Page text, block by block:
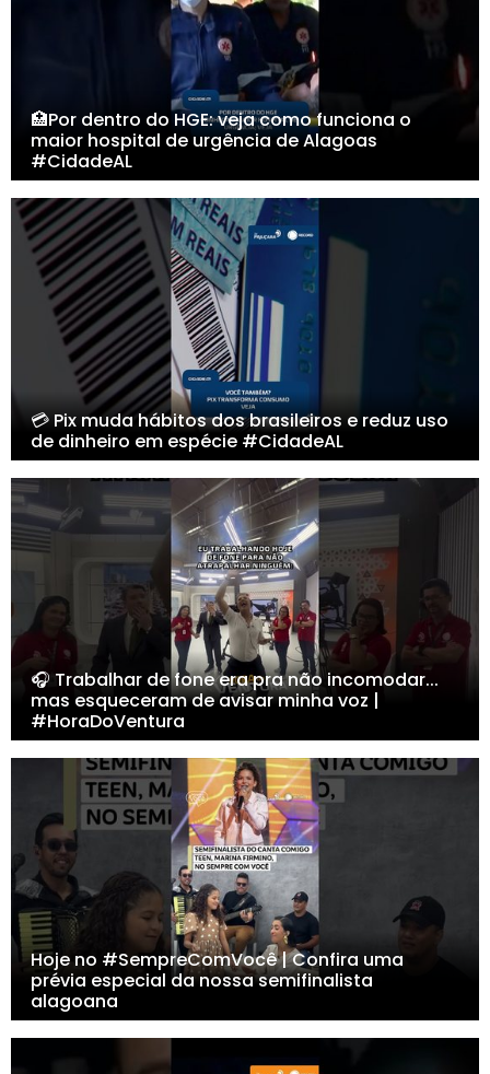
🏥Por dentro do HGE: veja como funciona o
maior hospital de urgência de Alagoas
#CidadeAL
💳 Pix muda hábitos dos brasileiros e reduz uso
de dinheiro em espécie #CidadeAL
🎧 Trabalhar de fone era pra não incomodar...
mas esqueceram de avisar minha voz |
#HoraDoVentura
Hoje no #SempreComVocê | Confira uma
prévia especial da nossa semifinalista
alagoana